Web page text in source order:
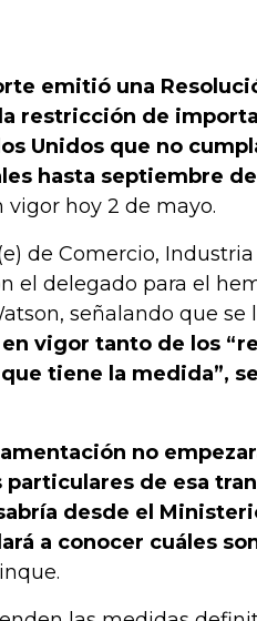
emitió una
restricción de
Unidos que no
hasta septiembre
hoy 2 de mayo.
de Comercio,
el delegado para el
señalando que se
vigor tanto de los
tiene la medida”,
no
de esa
desde el
a conocer cuáles